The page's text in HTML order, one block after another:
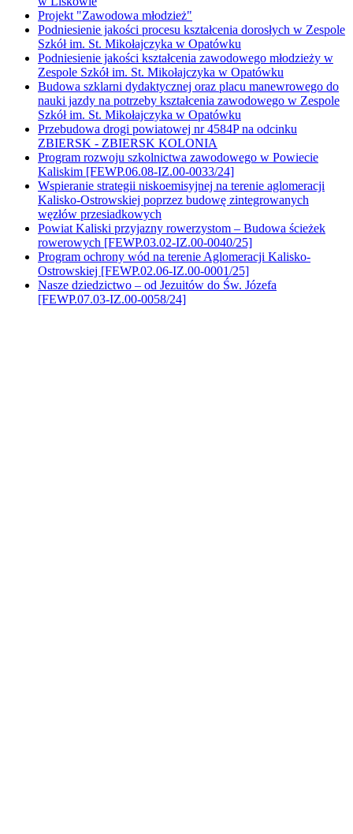
Projekt "Zawodowa młodzież"
Podniesienie jakości procesu kształcenia dorosłych w Zespole
Szkół im. St. Mikołajczyka w Opatówku
Podniesienie jakości kształcenia zawodowego młodzieży w
Zespole Szkół im. St. Mikołajczyka w Opatówku
Budowa szklarni dydaktycznej oraz placu manewrowego do
nauki jazdy na potrzeby kształcenia zawodowego w Zespole
Szkół im. St. Mikołajczyka w Opatówku
Przebudowa drogi powiatowej nr 4584P na odcinku
ZBIERSK - ZBIERSK KOLONIA
Program rozwoju szkolnictwa zawodowego w Powiecie
Kaliskim [FEWP.06.08-IZ.00-0033/24]
Wspieranie strategii niskoemisyjnej na terenie aglomeracji
Kalisko-Ostrowskiej poprzez budowę zintegrowanych
węzłów przesiadkowych
Powiat Kaliski przyjazny rowerzystom – Budowa ścieżek
rowerowych [FEWP.03.02-IZ.00-0040/25]
Program ochrony wód na terenie Aglomeracji Kalisko-
Ostrowskiej [FEWP.02.06-IZ.00-0001/25]
Nasze dziedzictwo – od Jezuitów do Św. Józefa
[FEWP.07.03-IZ.00-0058/24]